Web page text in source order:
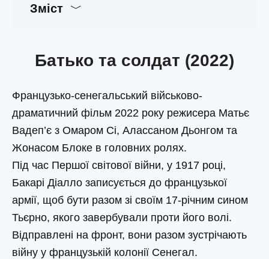
Зміст
Батько та солдат (2022)
Французько-сенегальський військово-
драматичний фільм 2022 року режисера Матьє
Вадеп’є з Омаром Сі, Алассаном Дьонгом та
Жонасом Блоке в головних ролях.
Під час Першої світової війни, у 1917 році,
Бакарі Діалло записується до французької
армії, щоб бути разом зі своїм 17-річним сином
Тьєрно, якого завербували проти його волі.
Відправлені на фронт, вони разом зустрічають
війну у французькій колонії Сенегал.